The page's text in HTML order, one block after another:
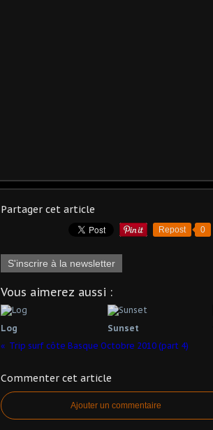
Partager cet article
Repost 0
S'inscrire à la newsletter
Vous aimerez aussi :
Log Sunset
Trip surf côte Basque Octobre 2010 (part 4)
Commenter cet article
Ajouter un commentaire